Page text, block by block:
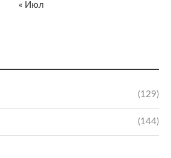
(129)
(144)
« Июл